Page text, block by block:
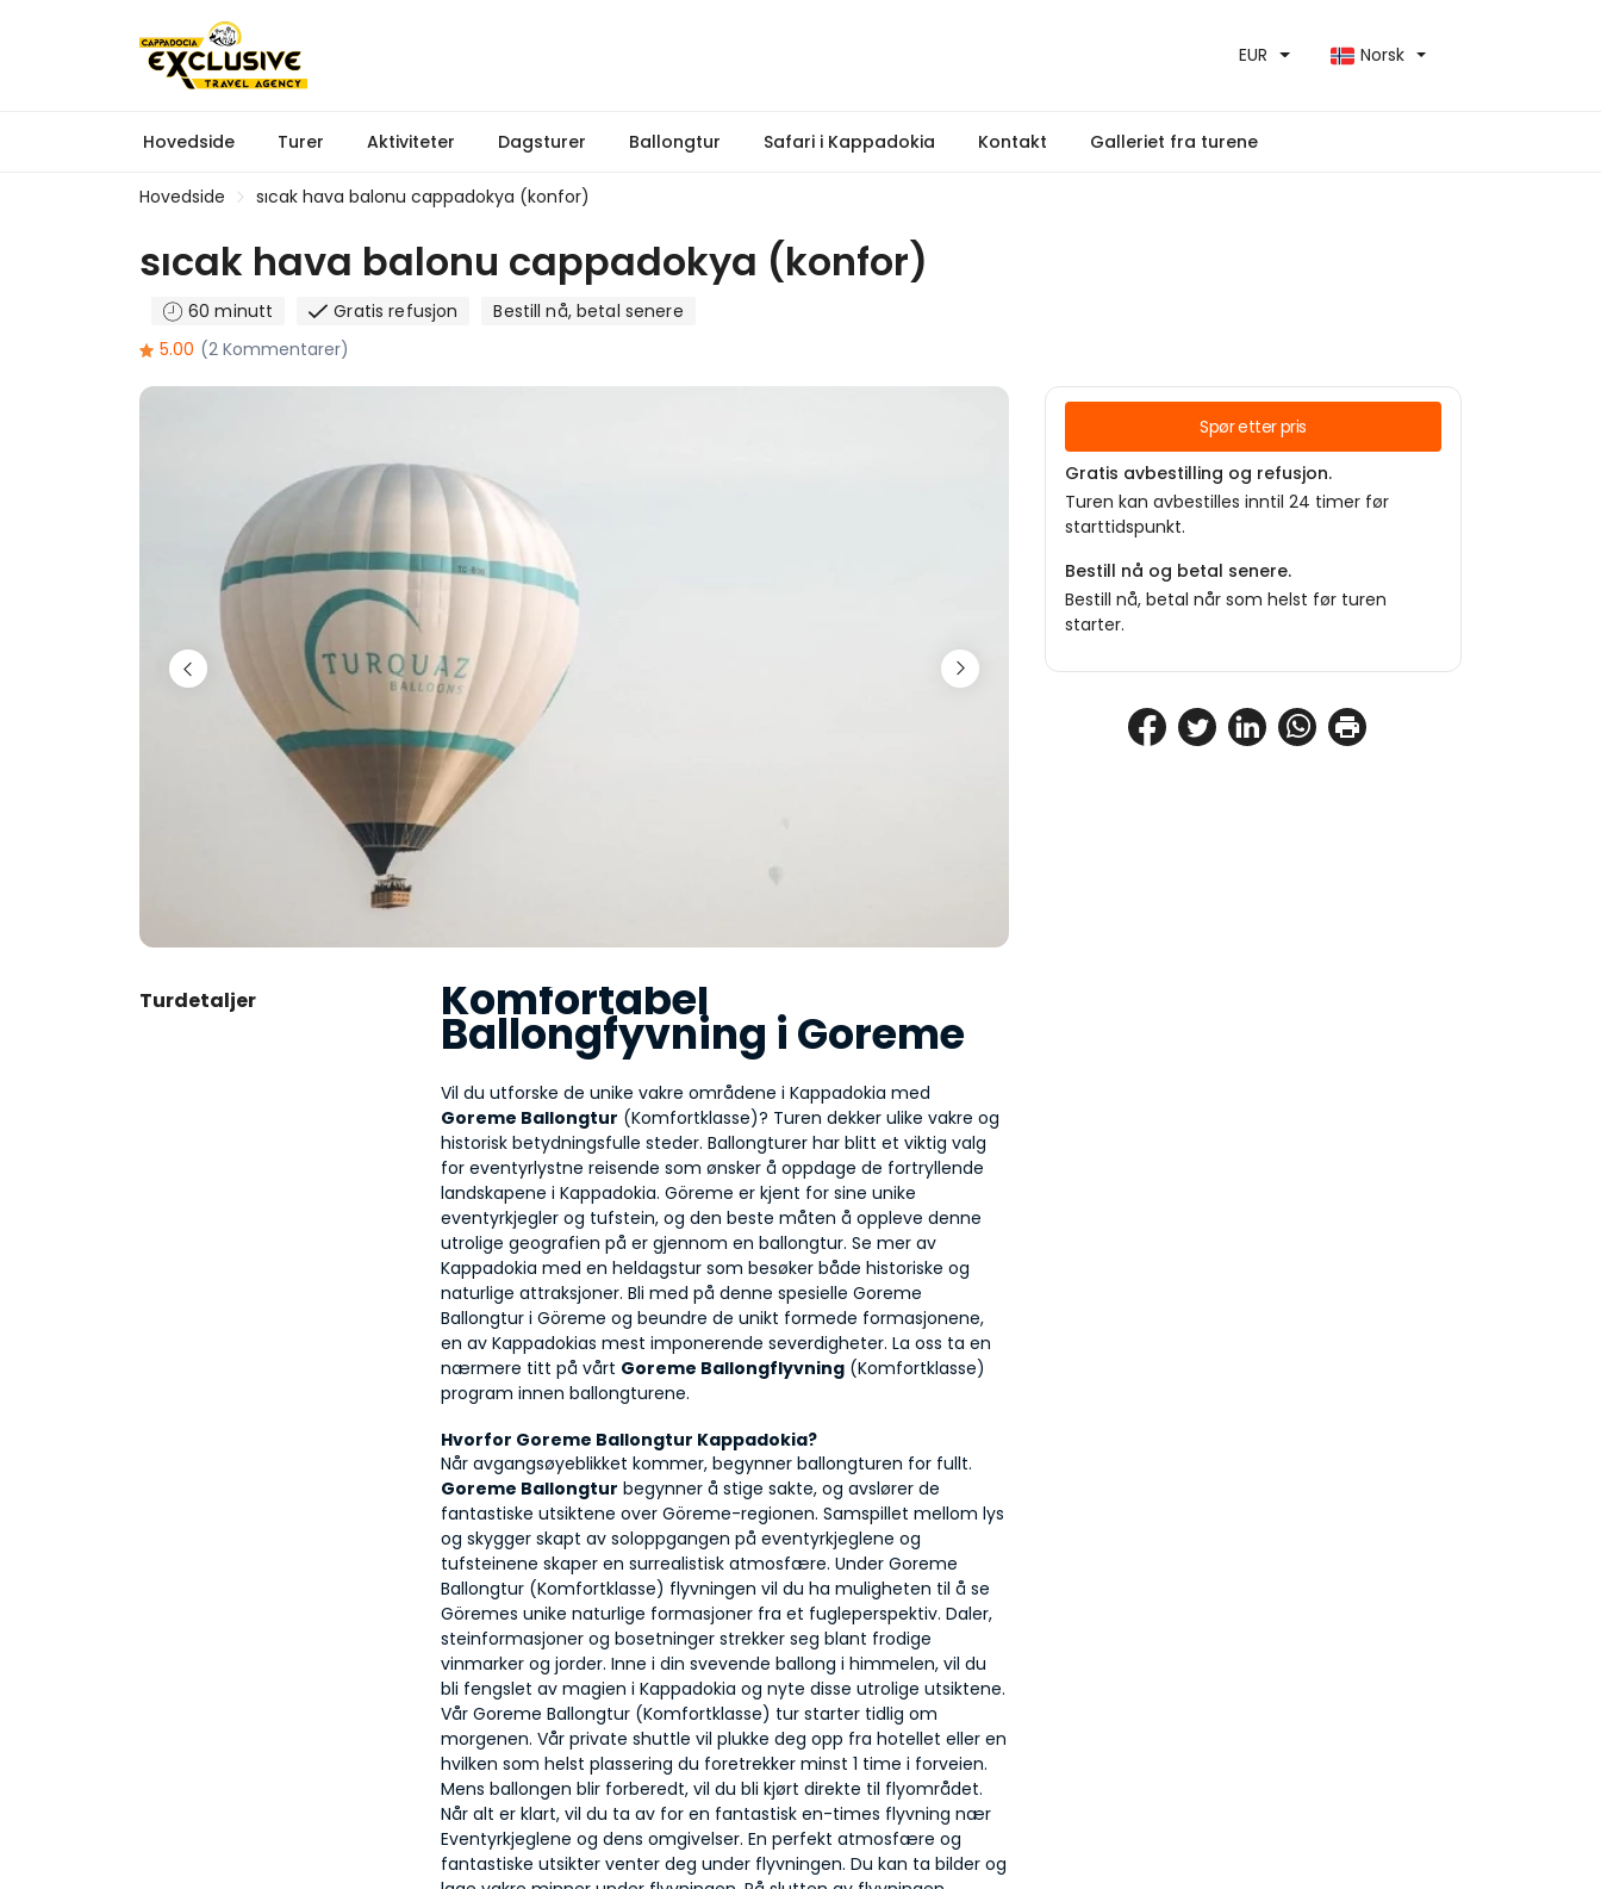
EUR Norsk
Hovedside Turer Aktiviteter Dagsturer Ballongtur Safari i Kappadokia Kontakt Galleriet fra turene
Hovedside sıcak hava balonu cappadokya (konfor)
sıcak hava balonu cappadokya (konfor)
60 minutt Gratis refusjon
Bestill nå, betal senere
5.00 (2 Kommentarer)
Turdetaljer Komfortabel
Ballongfyvning i Goreme
Goreme Ballongtur (Komfortklasse)? Turen dekker ulike vakre og
historisk betydningsfulle steder. Ballongturer har blitt et viktig valg
for eventyrlystne reisende som ønsker å oppdage de fortryllende
landskapene i Kappadokia. Göreme er kjent for sine unike
eventyrkjegler og tufstein, og den beste måten å oppleve denne
utrolige geografien på er gjennom en ballongtur. Se mer av
Kappadokia med en heldagstur som besøker både historiske og
naturlige attraksjoner. Bli med på denne spesielle Goreme
Ballongtur i Göreme og beundre de unikt formede formasjonene,
en av Kappadokias mest imponerende severdigheter. La oss ta en
nærmere titt på vårt Goreme Ballongflyvning (Komfortklasse)
program innen ballongturene.
Hvorfor Goreme Ballongtur Kappadokia?
Goreme Ballongtur begynner å stige sakte, og avslører de
fantastiske utsiktene over Göreme-regionen. Samspillet mellom lys
og skygger skapt av soloppgangen på eventyrkjeglene og
tufsteinene skaper en surrealistisk atmosfære. Under Goreme
Ballongtur (Komfortklasse) flyvningen vil du ha muligheten til å se
Göremes unike naturlige formasjoner fra et fugleperspektiv. Daler,
steinformasjoner og bosetninger strekker seg blant frodige
vinmarker og jorder. Inne i din svevende ballong i himmelen, vil du
bli fengslet av magien i Kappadokia og nyte disse utrolige utsiktene.
Vår Goreme Ballongtur (Komfortklasse) tur starter tidlig om
morgenen. Vår private shuttle vil plukke deg opp fra hotellet eller en
hvilken som helst plassering du foretrekker minst 1 time i forveien.
Mens ballongen blir forberedt, vil du bli kjørt direkte til flyområdet.
Når alt er klart, vil du ta av for en fantastisk en-times flyvning nær
Eventyrkjeglene og dens omgivelser. En perfekt atmosfære og
fantastiske utsikter venter deg under flyvningen. Du kan ta bilder og
Spør etter pris
Gratis avbestilling og refusjon.
Turen kan avbestilles inntil 24 timer før
starttidspunkt.
Bestill nå og betal senere.
Bestill nå, betal når som helst før turen
starter.